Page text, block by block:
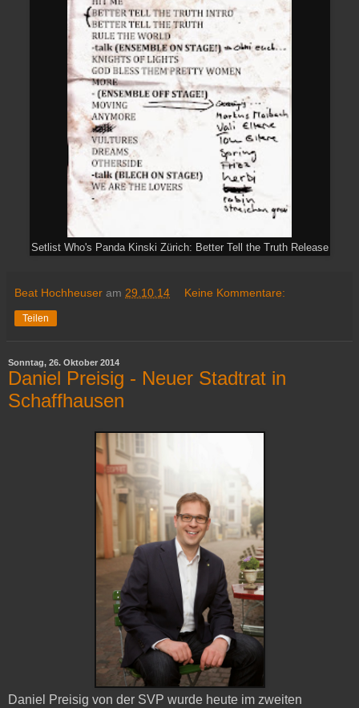
Setlist Who's Panda Kinski Zürich: Better Tell the Truth Release
Beat Hochheuser am 29.10.14 Keine Kommentare:
Teilen
Sonntag, 26. Oktober 2014
Daniel Preisig - Neuer Stadtrat in
Schaffhausen
Daniel Preisig von der SVP wurde heute im zweiten